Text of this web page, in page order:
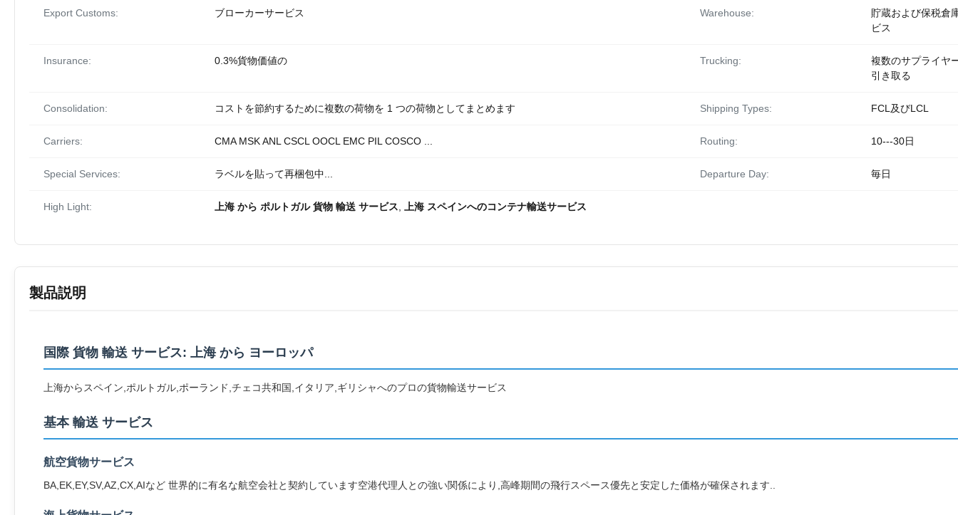
Export Customs: ブローカーサービス Warehouse:
貯蔵および保税倉
ビス
Insurance: 0.3%貨物価値の Trucking:
複数のサプライヤ
引き取る
Consolidation: コストを節約するために複数の荷物を 1 つの荷物としてまとめます Shipping Types: FCL及びLCL
Carriers: CMA MSK ANL CSCL OOCL EMC PIL COSCO ... Routing: 10---30日
Special Services: ラベルを貼って再梱包中... Departure Day: 毎日
High Light: 上海 から ポルトガル 貨物 輸送 サービス 上海 スペインへのコンテナ輸送サービス
製品説明
国際 貨物 輸送 サービス: 上海 から ヨーロッパ
上海からスペイン,ポルトガル,ポーランド,チェコ共和国,イタリア,ギリシャへのプロの貨物輸送サービス
基本 輸送 サービス
航空貨物サービス
BA,EK,EY,SV,AZ,CX,AIなど 世界的に有名な航空会社と契約しています空港代理人との強い関係により,高峰期間の飛行スペース優先と安定した価格が確保されます..